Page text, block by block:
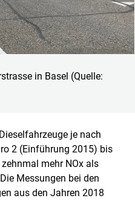
in Basel (Quelle:
je nach
2 (Einführung 2015) bis
mehr NOx als
Messungen bei den
aus den Jahren 2018